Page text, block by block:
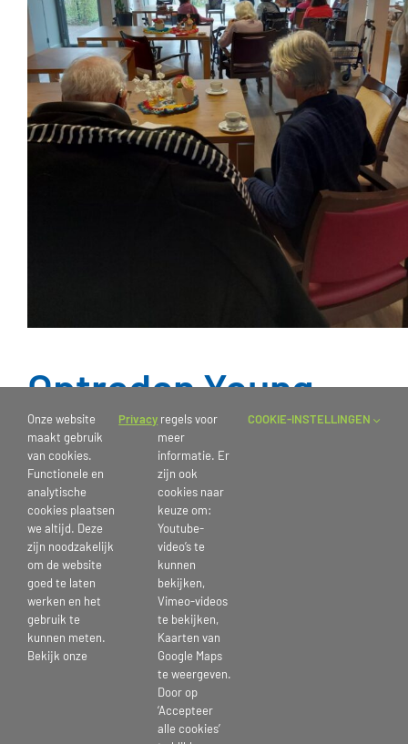
Optreden Young
Ones
Afgelopen zaterdag kwamen ‘The Young Ones’ langs op locatie
Davidshof voor een Paasoptreden speciaal voor onze bewoners. Ze
gingen langs alle ale verdiepingen van Kleinschalig Wonen en ze
traden op in het restaurant. Voor de artiesten was het een lange,
maar intens leuke dag. De bewoners hebben erg genoten van de
hartverwarmende muziek.
Publicatiedatum: 2 april 2024
Onze website
maakt gebruik
van cookies.
Functionele en
analytische
cookies plaatsen
we altijd. Deze
zijn noodzakelijk
om de website
goed te laten
werken en het
gebruik te
kunnen meten.
Bekijk onze
Privacy regels voor
meer
informatie. Er
zijn ook
cookies naar
keuze om:
Youtube-
video’s te
kunnen
bekijken,
Vimeo-videos
te bekijken,
Kaarten van
Google Maps
te weergeven.
Door op
‘Accepteer
alle cookies’
COOKIE-INSTELLINGEN